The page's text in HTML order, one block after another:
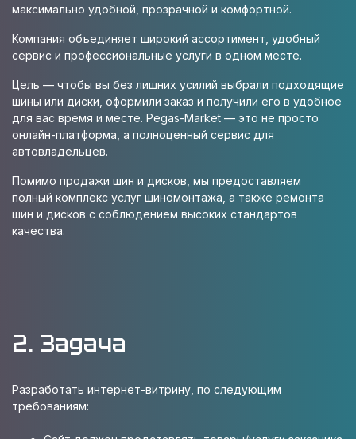
максимально удобной, прозрачной и комфортной.
Компания объединяет широкий ассортимент, удобный
сервис и профессиональные услуги в одном месте.
Цель — чтобы вы без лишних усилий выбрали подходящие
шины или диски, оформили заказ и получили его в удобное
для вас время и месте. Pegas-Market — это не просто
онлайн-платформа, а полноценный сервис для
автовладельцев.
Помимо продажи шин и дисков, мы предоставляем
полный комплекс услуг шиномонтажа, а также ремонта
шин и дисков с соблюдением высоких стандартов
качества.
2. Задача
Разработать интернет-витрину, по следующим
требованиям: